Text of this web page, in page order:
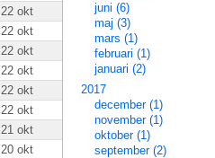
22 okt
22 okt
22 okt
22 okt
22 okt
22 okt
21 okt
20 okt
juni (6)
maj (3)
mars (1)
februari (1)
januari (2)
2017
december (1)
november (1)
oktober (1)
september (2)